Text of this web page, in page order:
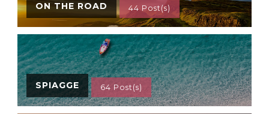
ON THE ROAD 44 Post(s)
SPIAGGE 64 Post(s)